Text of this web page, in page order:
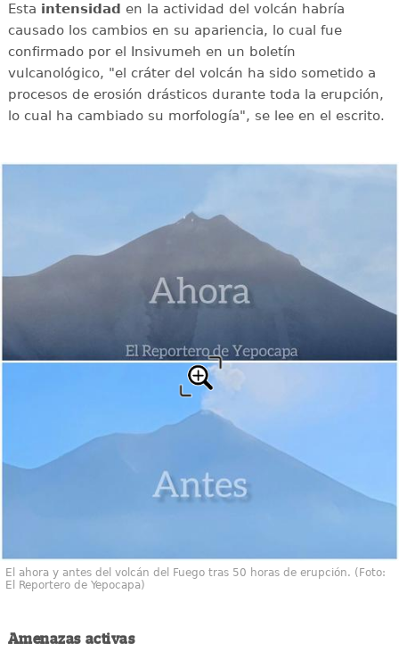
Esta intensidad en la actividad del volcán habría
causado los cambios en su apariencia, lo cual fue
confirmado por el Insivumeh en un boletín
vulcanológico, "el cráter del volcán ha sido sometido a
procesos de erosión drásticos durante toda la erupción,
lo cual ha cambiado su morfología", se lee en el escrito.
El ahora y antes del volcán del Fuego tras 50 horas de erupción. (Foto:
El Reportero de Yepocapa)
Amenazas activas